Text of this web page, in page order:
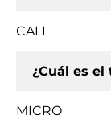
CALI
¿Cuál es el
MICRO